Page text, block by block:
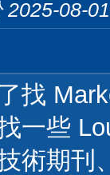
2025-08-
找
一些
術期刊